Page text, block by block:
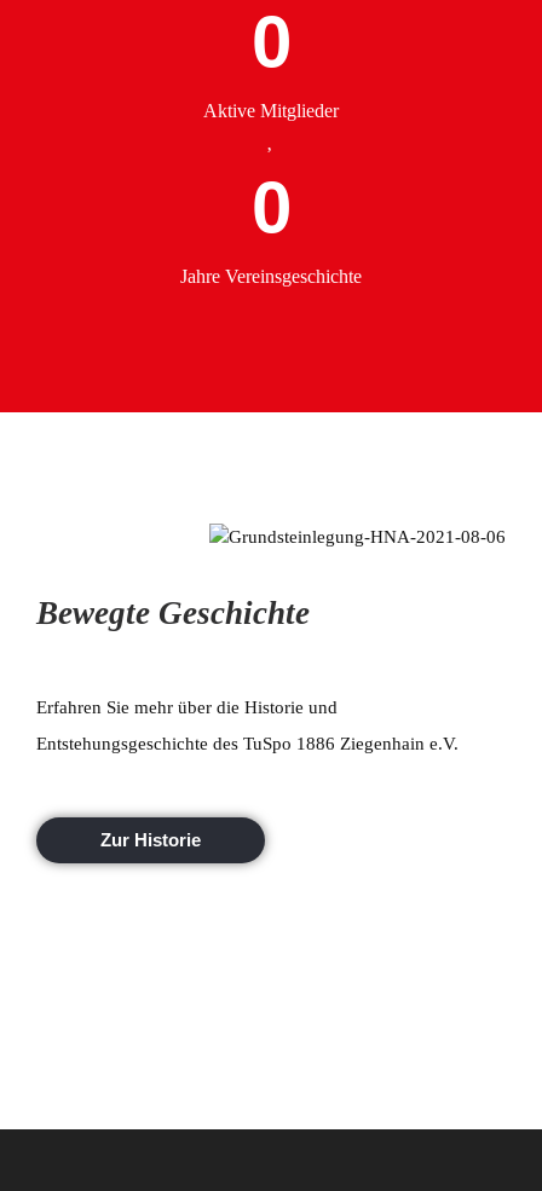
0
Aktive Mitglieder
0
Jahre Vereinsgeschichte
Bewegte Geschichte
Erfahren Sie mehr über die Historie und
Entstehungsgeschichte des TuSpo 1886 Ziegenhain e.V.
Zur Historie